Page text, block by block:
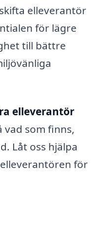
elleverantör
för lägre
till bättre
elleverantör
vad som finns,
Låt oss hjälpa
för